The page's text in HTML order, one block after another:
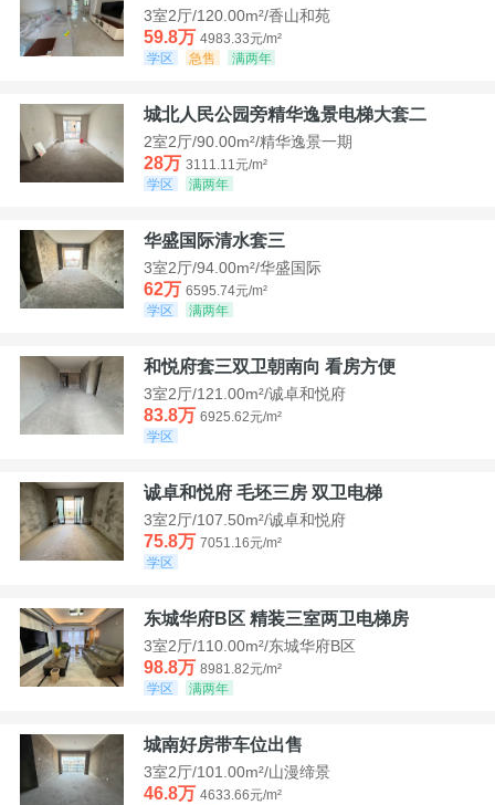
3室2厅/120.00m²/香山和苑
59.8万 4983.33元/m²
学区
急售 满两年
城北人民公园旁精华逸景电梯大套二
2室2厅/90.00m²/精华逸景一期
28万 3111.11元/m²
学区
满两年
华盛国际清水套三
3室2厅/94.00m²/华盛国际
62万 6595.74元/m²
学区
满两年
和悦府套三双卫朝南向 看房方便
3室2厅/121.00m²/诚卓和悦府
83.8万 6925.62元/m²
学区
诚卓和悦府 毛坯三房 双卫电梯
3室2厅/107.50m²/诚卓和悦府
75.8万 7051.16元/m²
学区
东城华府B区 精装三室两卫电梯房
3室2厅/110.00m²/东城华府B区
98.8万 8981.82元/m²
学区
满两年
城南好房带车位出售
3室2厅/101.00m²/山漫缔景
46.8万 4633.66元/m²